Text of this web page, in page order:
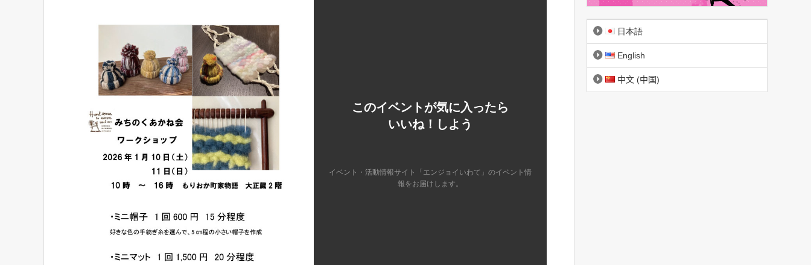
このイベントが気に入ったら
いいね！しよう
イベント・活動情報サイト「エンジョイいわて」のイベント情
報をお届けします。
日本語
English
中文 (中国)